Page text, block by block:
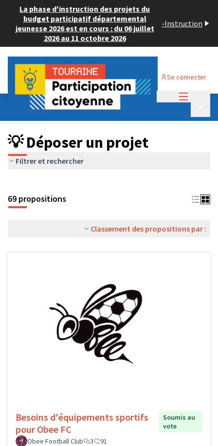
La phase d'instruction des projets du
budget participatif départemental
jeunesse 2026 est en cours : du 06 juillet
2026 au 11 octobre 2026
-Instruction
Se connecter
Budget Participatif ADULTE 2024
💡 Déposer un projet
💡 Déposer un projet
Filtrer et rechercher
69 propositions
Classement des propositions par :
Besoins d'équipements sportifs
pour Obee FC
Soumis au
vote
Obee Football Club
3 91